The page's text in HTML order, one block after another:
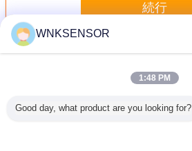
続行
多く空気圧センサー
WNKSENSOR
1:48 PM
Good day, what product are you looking for?